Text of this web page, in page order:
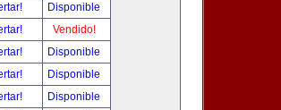
Disponible
Vendido!
Disponible
Disponible
Disponible